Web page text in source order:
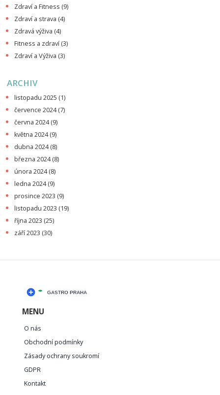
Zdraví a Fitness (9)
Zdraví a strava (4)
Zdravá výživa (4)
Fitness a zdraví (3)
Zdraví a Výživa (3)
ARCHIV
listopadu 2025 (1)
července 2024(7)
června 2024(9)
května 2024(9)
dubna 2024(8)
března 2024(8)
února 2024(8)
ledna 2024(9)
prosince 2023 (9)
listopadu 2023 (19)
října 2023 (25)
září 2023 (30)
MENU
O nás
Obchodní podmínky
Zásady ochrany soukromí
GDPR
Kontakt